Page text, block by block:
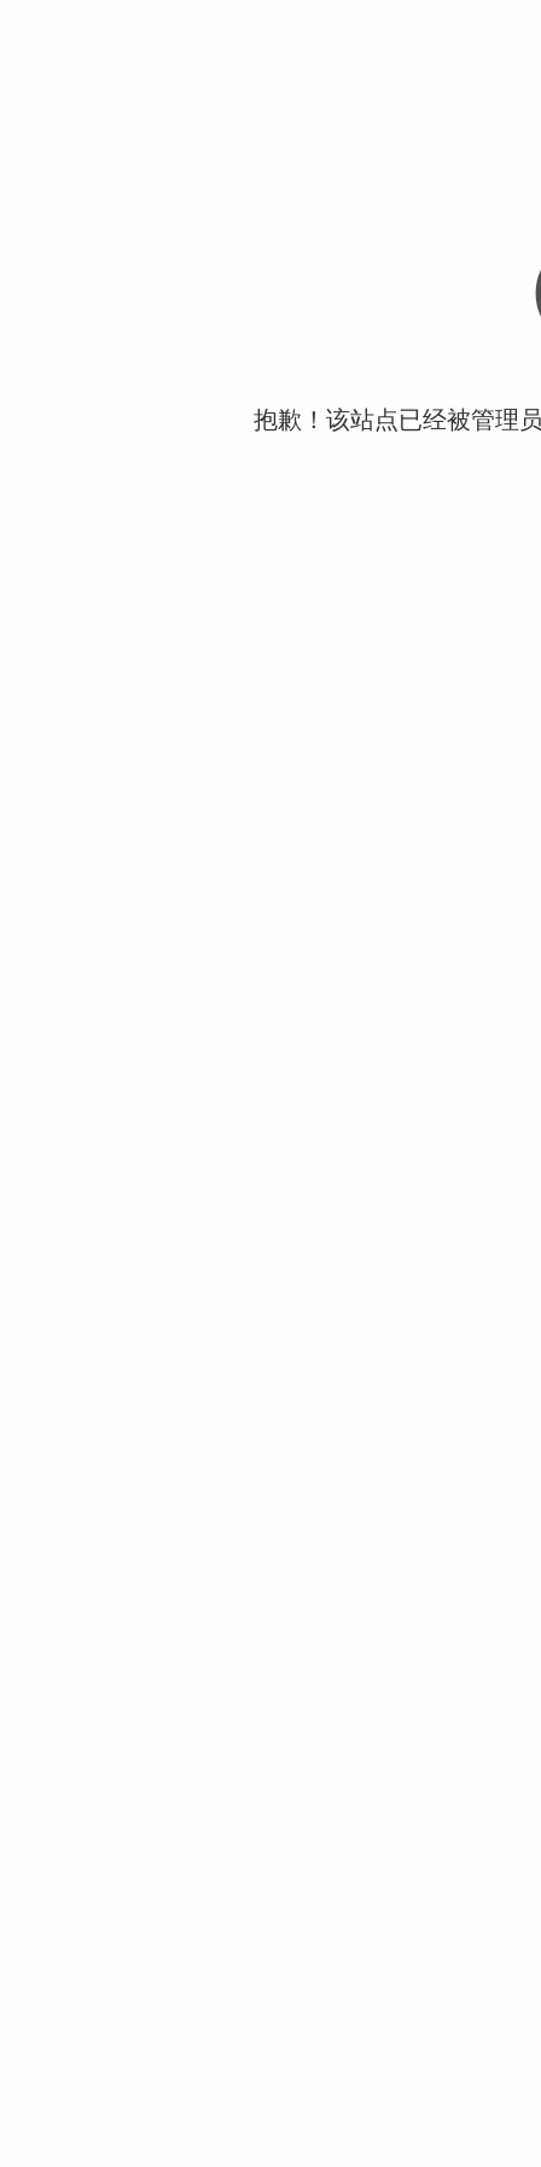
抱歉！该站点已经被管理